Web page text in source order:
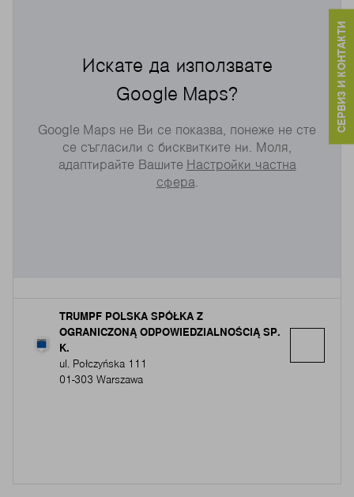
Искате да използвате
Google Maps?
Google Maps не Ви се показва, понеже не сте
се съгласили с бисквитките ни. Моля,
адаптирайте Вашите Настройки частна
сфера.
TRUMPF POLSKA SPÓŁKA Z
OGRANICZONĄ ODPOWIEDZIALNOŚCIĄ SP.
K.
ul. Połczyńska 111
01-303 Warszawa
СЕРВИЗ И КОНТАКТИ